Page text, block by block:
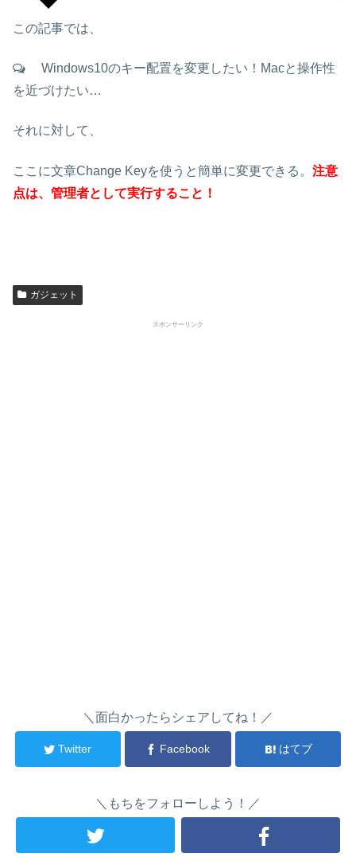
この記事では、
Windows10のキー配置を変更したい！Macと操作性
を近づけたい…
それに対して、
ここに文章Change Keyを使うと簡単に変更できる。 注意
点は、管理者として実行すること！
ガジェット
スポンサーリンク
＼面白かったらシェアしてね！／
Twitter Facebook はてブ
＼もちをフォローしよう！／